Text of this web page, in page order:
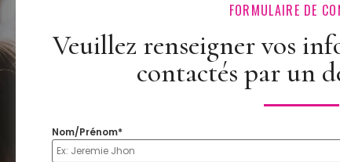
FORMULAIRE DE
Veuillez renseigner vos
contactés par un
Nom/Prénom*